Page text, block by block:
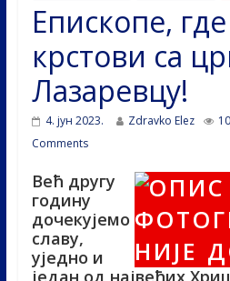
Епископе,
крстови са
Лазаревцу!
4. јун 2023. Zdravko Elez
Comments
Већ другу
годину
дочекујемо
славу,
уједно и
један од највећих